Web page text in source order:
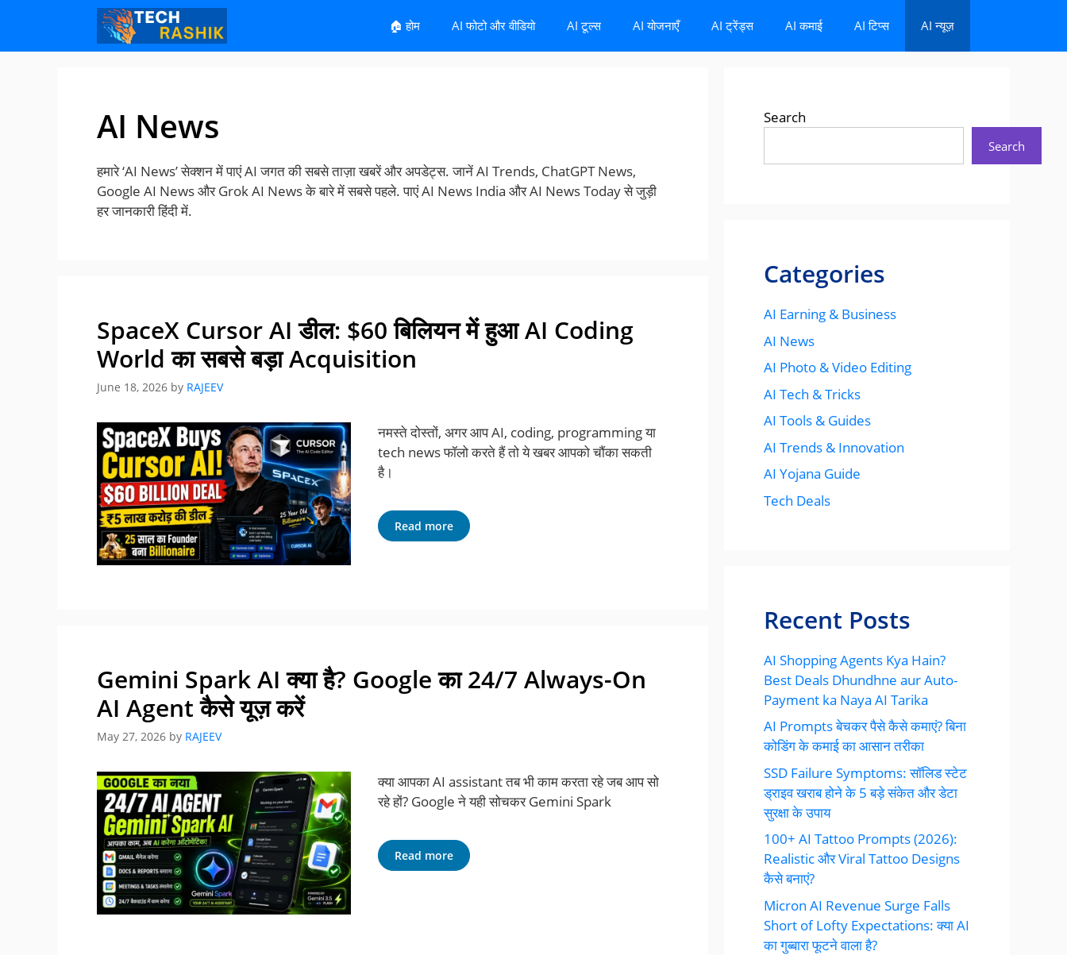
content
content
🏠 होम AI फोटो और वीडियो AI टूल्स AI योजनाएँ AI ट्रेंड्स AI कमाई AI टिप्स AI न्यूज़
AI News
हमारे ‘AI News’ सेक्शन में पाएं AI जगत की सबसे ताज़ा खबरें और अपडेट्स. जानें AI Trends, ChatGPT News,
Google AI News और Grok AI News के बारे में सबसे पहले. पाएं AI News India और AI News Today से जुड़ी
हर जानकारी हिंदी में.
SpaceX Cursor AI डील: $60 बिलियन में हुआ AI Coding
World का सबसे बड़ा Acquisition
June 18, 2026 by RAJEEV
नमस्ते दोस्तों, अगर आप AI, coding, programming या
tech news फॉलो करते हैं तो ये खबर आपको चौंका सकती
है।
Read more
Gemini Spark AI क्या है? Google का 24/7 Always-On
AI Agent कैसे यूज़ करें
May 27, 2026 by RAJEEV
क्या आपका AI assistant तब भी काम करता रहे जब आप सो
रहे हों? Google ने यही सोचकर Gemini Spark
Read more
Search
Search
Categories
AI Earning & Business
AI News
AI Photo & Video Editing
AI Tech & Tricks
AI Tools & Guides
AI Trends & Innovation
AI Yojana Guide
Tech Deals
Recent Posts
AI Shopping Agents Kya Hain?
Best Deals Dhundhne aur Auto-
Payment ka Naya AI Tarika
AI Prompts बेचकर पैसे कैसे कमाएं? बिना
कोडिंग के कमाई का आसान तरीका
SSD Failure Symptoms: सॉलिड स्टेट
ड्राइव खराब होने के 5 बड़े संकेत और डेटा
सुरक्षा के उपाय
100+ AI Tattoo Prompts (2026):
Realistic और Viral Tattoo Designs
कैसे बनाएं?
Micron AI Revenue Surge Falls
Short of Lofty Expectations: क्या AI
का गुब्बारा फूटने वाला है?